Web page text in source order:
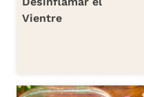
Vientre